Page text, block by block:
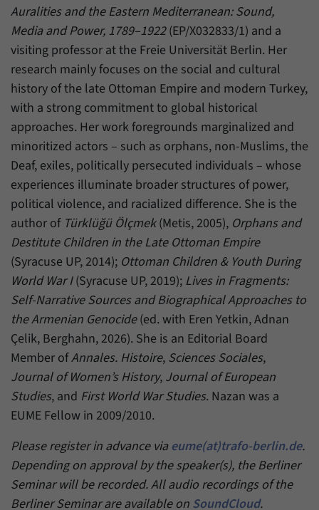
Auralities and the Eastern Mediterranean: Sound,
Media and Power, 1789–1922(EP/X032833/1) and a
visiting professor at the Freie Universität Berlin. Her
research mainly focuses on the social and cultural
history of the late Ottoman Empire and modern Turkey,
with a strong commitment to global historical
approaches. Her work foregrounds marginalized and
minoritized actors – such as orphans, non-Muslims, the
Deaf, exiles, politically persecuted individuals – whose
experiences illuminate broader structures of power,
political violence, and racialized difference. She is the
author of Türklüğü Ölçmek(Metis, 2005), Orphans and
Destitute Children in the Late Ottoman Empire
(Syracuse UP, 2014); Ottoman Children & Youth During
World War I(Syracuse UP, 2019); Lives in Fragments:
Self-Narrative Sources and Biographical Approaches to
the Armenian Genocide(ed. with Eren Yetkin, Adnan
Çelik, Berghahn, 2026). She is an Editorial Board
Member ofAnnales. Histoire, Sciences Sociales,
Journal of Women’s History, Journal of European
Studies, and First World War Studies. Nazan was a
EUME Fellow in 2009/2010.
Please register in advance via eume(at)trafo-berlin.de.
Depending on approval by the speaker(s), the Berliner
Seminar will be recorded. All audio recordings of the
Berliner Seminar are available on SoundCloud.